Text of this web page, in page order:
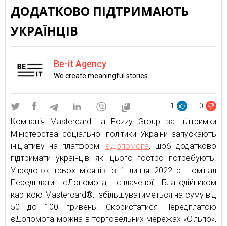
ДОДАТКОВО ПІДТРИМАЮТЬ
УКРАЇНЦІВ
Be-it Agency
We create meaningful stories
1 0
Компанія Mastercard та Fozzy Group за підтримки
Міністерства соціальної політики України запускають
ініціативу на платформі єДопомога, щоб додатково
підтримати українців, які цього гостро потребують.
Упродовж трьох місяців із 1 липня 2022 р. номінал
Передплати єДопомога, сплаченої Благодійником
карткою Mastercard®, збільшуватиметься на суму від
50 до 100 гривень. Скористатися Передплатою
єДопомога можна в торговельних мережах «Сільпо»,